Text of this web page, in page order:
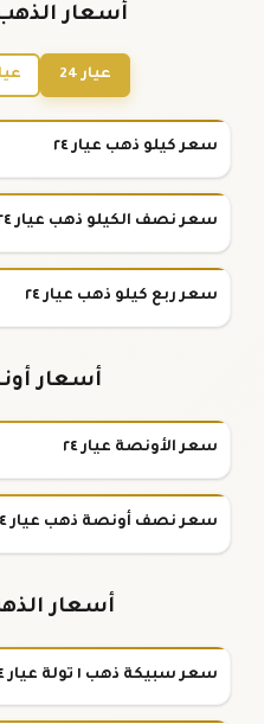
أسعار
عيار 24 عيار
سعر كيلو ذهب عيار ٢٤
سعر نصف الكيلو ذهب عيار ٢٤
سعر ربع كيلو ذهب عيار ٢٤
أسعار
سعر الأونصة عيار ٢٤
سعر نصف أونصة ذهب عيار ٢٤
أسعار
سعر سبيكة ذهب ١ تولة عيار ٢٤